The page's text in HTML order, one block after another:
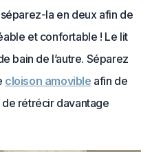
la en deux afin de
et confortable ! Le lit
bain de l’autre. Séparez
cloison amovible afin de
rétrécir davantage